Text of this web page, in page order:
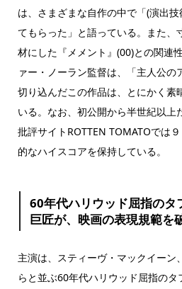
は、さまざまな自作の中で「(演出
てもらった」と語っている。また、
材にした『メメント』(00)との関連
ァー・ノーラン監督は、「主人公の
切り込んだこの作品は、とにかく素
いる。なお、初公開から半世紀以上
批評サイトROTTEN TOMATOでは
的なハイスコアを保持している。
60年代ハリウッド屈指のタ
巨匠が、映画の表現規範を
主演は、スティーヴ・マックイーン
らと並ぶ60年代ハリウッド屈指のタ